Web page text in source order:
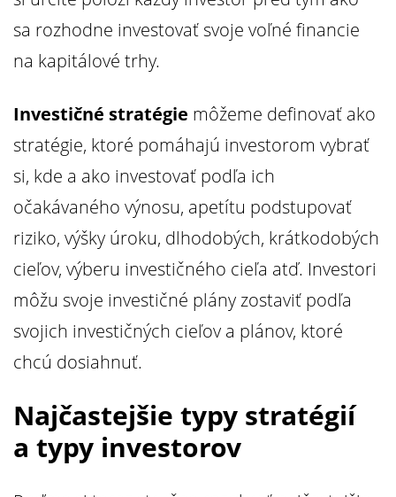
sa rozhodne investovať svoje voľné financie
na kapitálové trhy.
Investičné stratégie môžeme definovať ako
stratégie, ktoré pomáhajú investorom vybrať
si, kde a ako investovať podľa ich
očakávaného výnosu, apetítu podstupovať
riziko, výšky úroku, dlhodobých, krátkodobých
cieľov, výberu investičného cieľa atď. Investori
môžu svoje investičné plány zostaviť podľa
svojich investičných cieľov a plánov, ktoré
chcú dosiahnuť.
Najčastejšie typy stratégií
a typy investorov